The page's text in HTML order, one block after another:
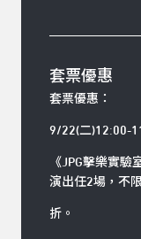
套票優惠
套票優惠：
9/22(二)12:00-
《JPG擊樂實驗
演出任2場，不
折。